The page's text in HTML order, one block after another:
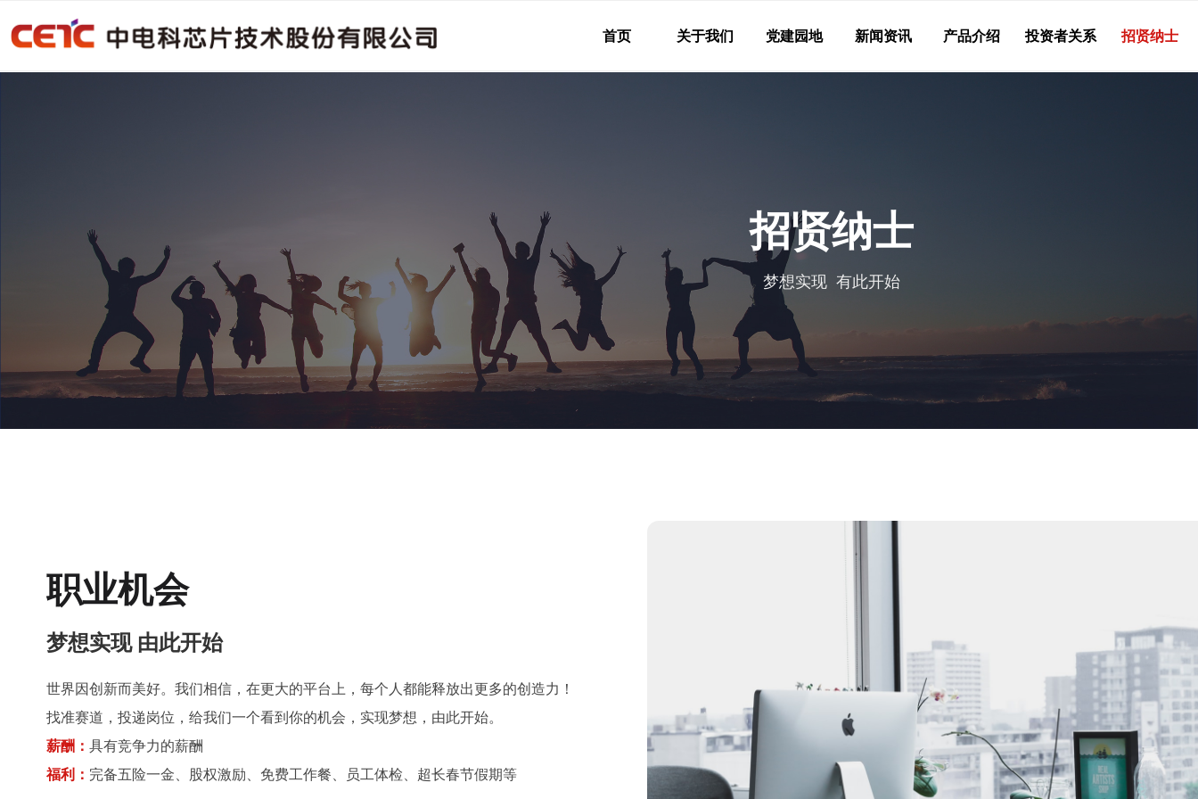
首页 关于我们 党建园地 新闻资讯 产品介绍 投资者关系 招贤纳士
招贤纳士
梦想实现 有此开始
职业机会
梦想实现 由此开始
世界因创新而美好。我们相信，在更大的平台上，每个人都能释放出更多的创造力！
找准赛道，投递岗位，给我们一个看到你的机会，实现梦想，由此开始。
薪酬： 具有竞争力的薪酬
福利： 完备五险一金、股权激励、免费工作餐、员工体检、超长春节假期等